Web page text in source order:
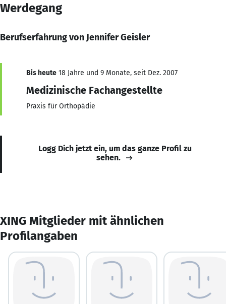
Werdegang
Berufserfahrung von Jennifer Geisler
Bis heute 18 Jahre und 9 Monate, seit Dez. 2007
Medizinische Fachangestellte
Praxis für Orthopädie
Logg Dich jetzt ein, um das ganze Profil zu
sehen.
XING Mitglieder mit ähnlichen
Profilangaben